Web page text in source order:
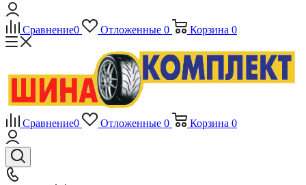
Сравнение0 Отложенные 0 Корзина 0
Сравнение0 Отложенные 0 Корзина 0